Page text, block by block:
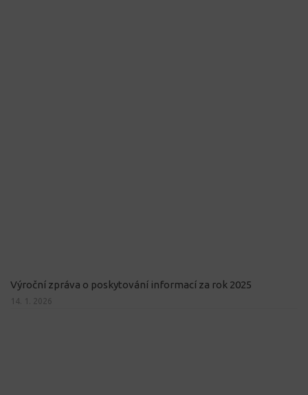
Výroční zpráva o poskytování informací za rok 2025
14. 1. 2026